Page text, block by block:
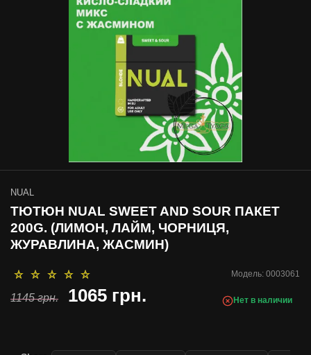
Модель: 0003061
NUAL
ТЮТЮН NUAL SWEET AND SOUR ПАКЕТ
200G. (ЛИМОН, ЛАЙМ, ЧОРНИЦЯ,
ЖУРАВЛИНА, ЖАСМИН)
Нет в наличии
1145 грн. 1065 грн.